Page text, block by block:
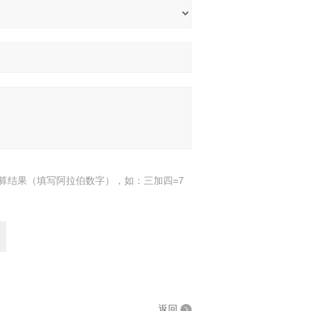
结果（填写阿拉伯数字），如：三加四=7